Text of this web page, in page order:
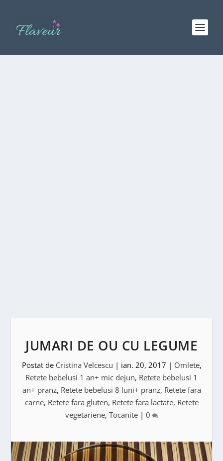
JUMARI DE OU CU LEGUME
Postat de Cristina Velcescu | ian. 20, 2017 | Omlete,
Retete bebelusi 1 an+ mic dejun, Retete bebelusi 1
an+ pranz, Retete bebelusi 8 luni+ pranz, Retete fara
carne, Retete fara gluten, Retete fara lactate, Retete
vegetariene, Tocanite| 0